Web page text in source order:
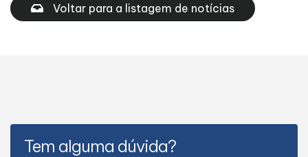
Voltar para a listagem de notícias
Tem alguma dúvida?